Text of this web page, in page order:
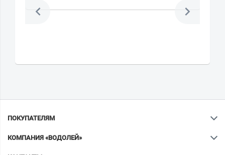
ПОКУПАТЕЛЯМ
КОМПАНИЯ «ВОДОЛЕЙ»